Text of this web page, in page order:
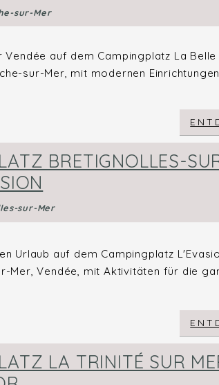
sur-Mer
Vendée auf dem Campingplatz La
sur-Mer, mit modernen Einrichtungen
BRETIGNOLLES-
sur-Mer
Urlaub auf dem Campingplatz
Mer, Vendée, mit Aktivitäten für die
LA TRINITÉ SUR